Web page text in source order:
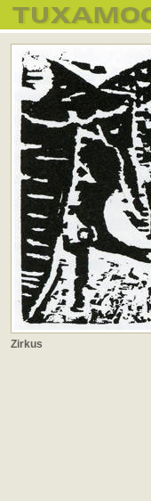
Zirkus